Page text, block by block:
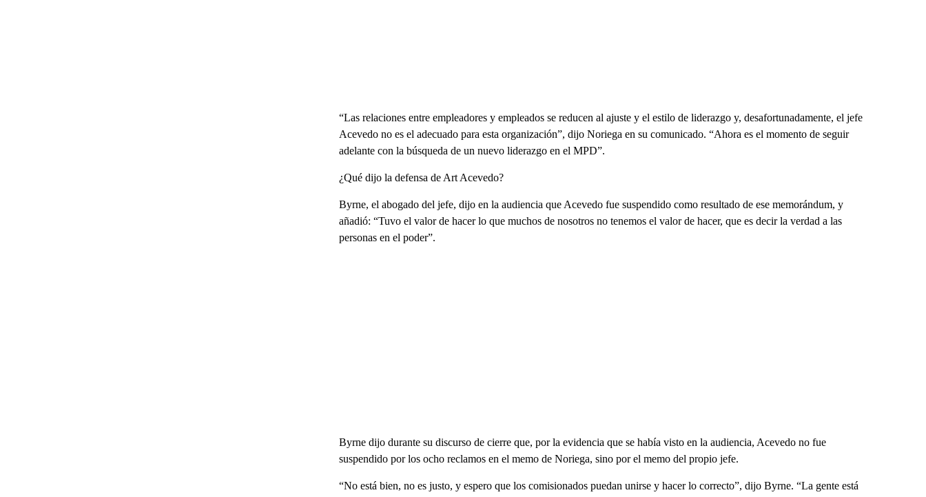
“Las relaciones entre empleadores y empleados se reducen al ajuste y el estilo de liderazgo y, desafortunadamente, el jefe
Acevedo no es el adecuado para esta organización”, dijo Noriega en su comunicado. “Ahora es el momento de seguir
adelante con la búsqueda de un nuevo liderazgo en el MPD”.
¿Qué dijo la defensa de Art Acevedo?
Byrne, el abogado del jefe, dijo en la audiencia que Acevedo fue suspendido como resultado de ese memorándum, y
añadió: “Tuvo el valor de hacer lo que muchos de nosotros no tenemos el valor de hacer, que es decir la verdad a las
personas en el poder”.
Byrne dijo durante su discurso de cierre que, por la evidencia que se había visto en la audiencia, Acevedo no fue
suspendido por los ocho reclamos en el memo de Noriega, sino por el memo del propio jefe.
“No está bien, no es justo, y espero que los comisionados puedan unirse y hacer lo correcto”, dijo Byrne. “La gente está